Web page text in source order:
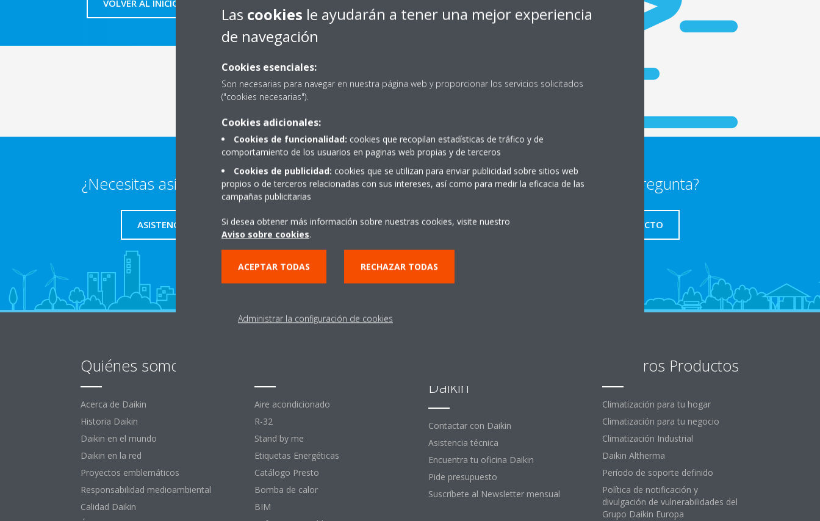
VOLVER AL INICIO
to
content
¿Necesitas asistencia técnica?
ASISTENCIA TÉCNICA
Distribuidores
ENCUENTRA TU DISTRIBUIDOR
¿Alguna pregunta?
CONTACTO
Quiénes somos
Acerca de Daikin
Historia Daikin
Daikin en el mundo
Daikin en la red
Proyectos emblemáticos
Responsabilidad medioambiental
Calidad Daikin
Aire acondicionado
R-32
Stand by me
Etiquetas Energéticas
Catálogo Presto
Bomba de calor
BIM
Daikin
Contactar con Daikin
Asistencia técnica
Encuentra tu oficina Daikin
Pide presupuesto
Suscríbete al Newsletter mensual
Nuestros Productos
Climatización para tu hogar
Climatización para tu negocio
Climatización Industrial
Daikin Altherma
Período de soporte definido
Política de notificación y
divulgación de vulnerabilidades del
Grupo Daikin Europa
Las cookies le ayudarán a tener una mejor experiencia
de navegación
Cookies esenciales:
Son necesarias para navegar en nuestra página web y proporcionar los servicios solicitados
("cookies necesarias").
Cookies adicionales:
Cookies de funcionalidad: cookies que recopilan estadísticas de tráfico y de
comportamiento de los usuarios en paginas web propias y de terceros
Cookies de publicidad: cookies que se utilizan para enviar publicidad sobre sitios web
propios o de terceros relacionadas con sus intereses, así como para medir la eficacia de las
campañas publicitarias
Si desea obtener más información sobre nuestras cookies, visite nuestro
Aviso sobre cookies.
ACEPTAR TODAS RECHAZAR TODAS
Administrar la configuración de cookies